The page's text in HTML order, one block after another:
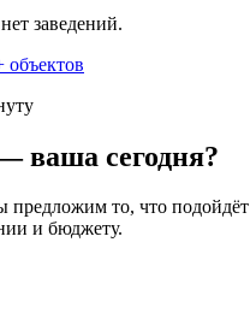
заведений.
объектов
ваша сегодня?
то, что подойдёт
и бюджету.